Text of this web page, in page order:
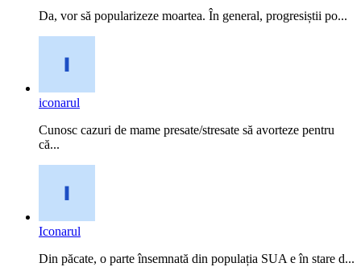
Da, vor să popularizeze moartea. În general, progresiștii po...
iconarul
Cunosc cazuri de mame presate/stresate să avorteze pentru
că...
Iconarul
Din păcate, o parte însemnată din populația SUA e în stare d...